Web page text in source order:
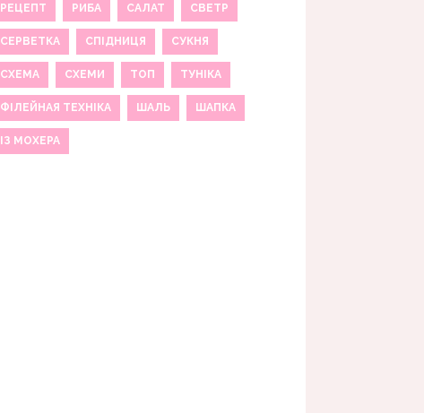
РЕЦЕПТ РИБА САЛАТ СВЕТР
СЕРВЕТКА СПІДНИЦЯ СУКНЯ
СХЕМА СХЕМИ ТОП ТУНІКА
ФІЛЕЙНАЯ ТЕХНІКА ШАЛЬ ШАПКА
ІЗ МОХЕРА